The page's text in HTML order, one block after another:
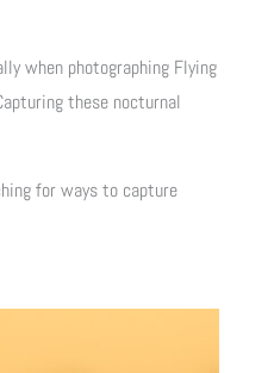
when photographing Flying
these nocturnal
for ways to capture